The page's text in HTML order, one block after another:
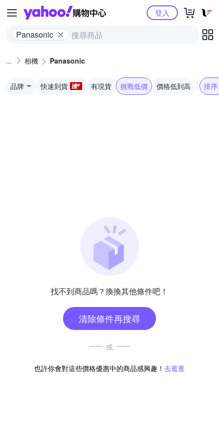
Yahoo購物中心
Panasonic
登入
相機 Panasonic
品牌 快速到貨 有現貨 挑戰低價 價格低到高 排序
找不到商品嗎？換換其他條件吧！
清除條件再搜尋
或
也許你會對這些價格優惠中的商品感興趣！ 去逛逛